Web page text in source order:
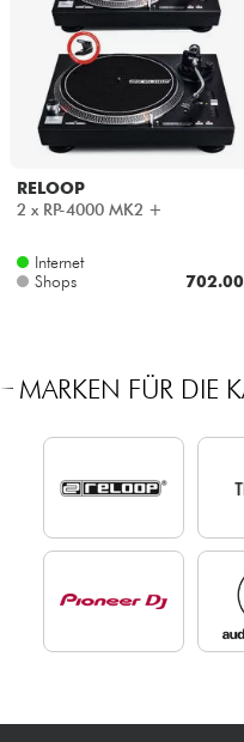
RELOOP
2 x RP-4000 MK2 +
Internet
Shops
MARKEN FÜR DIE